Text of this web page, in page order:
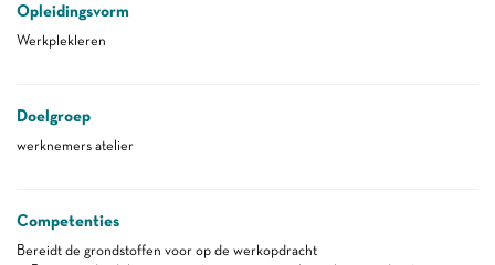
Opleidingsvorm
Werkplekleren
Doelgroep
werknemers atelier
Competenties
Bereidt de grondstoffen voor op de werkopdracht